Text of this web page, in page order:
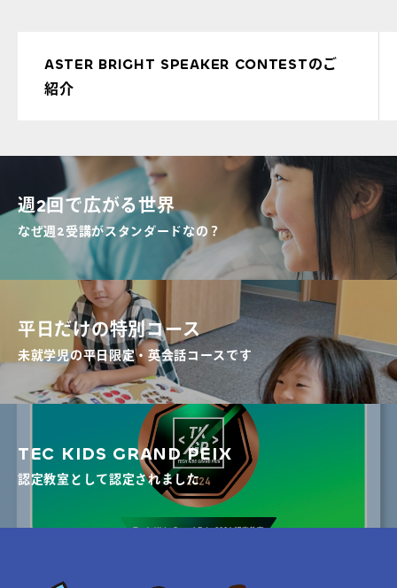
ASTER BRIGHT SPEAKER CONTESTのご
紹介
週2回で広がる世界
なぜ週2受講がスタンダードなの？
平日だけの特別コース
未就学児の平日限定・英会話コースです
TEC KIDS GRAND PEIX
認定教室として認定されました